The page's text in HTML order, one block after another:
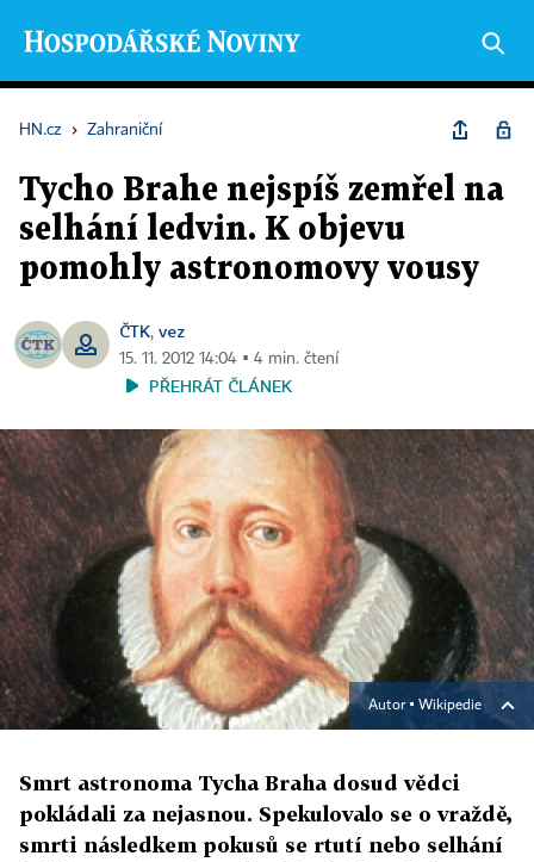
HN.cz › Zahraniční
Tycho Brahe nejspíš zemřel na
selhání ledvin. K objevu
pomohly astronomovy vousy
ČTK, vez
15. 11. 2012 14:04 ▪ 4 min. čtení
PŘEHRÁT ČLÁNEK
Autor ▪ Wikipedie
Smrt astronoma Tycha Braha dosud vědci
pokládali za nejasnou. Spekulovalo se o vraždě,
smrti následkem pokusů se rtutí nebo selhání